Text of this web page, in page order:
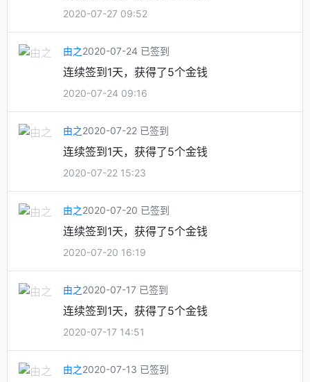
2020-07-27 09:52
由之2020-07-24 已签到
连续签到1天，获得了5个金钱
2020-07-24 09:16
由之2020-07-22 已签到
连续签到1天，获得了5个金钱
2020-07-22 15:23
由之2020-07-20 已签到
连续签到1天，获得了5个金钱
2020-07-20 16:19
由之2020-07-17 已签到
连续签到1天，获得了5个金钱
2020-07-17 14:51
由之2020-07-13 已签到